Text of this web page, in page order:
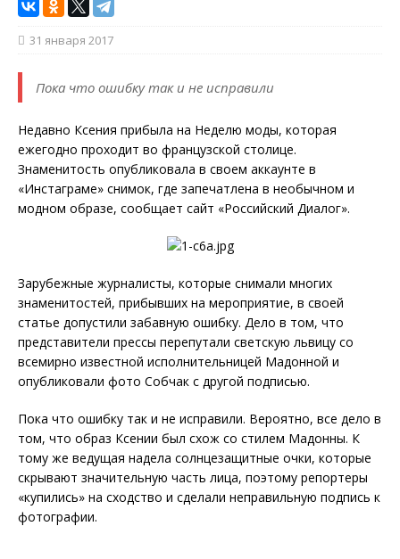
31 января 2017
Пока что ошибку так и не исправили
Недавно Ксения прибыла на Неделю моды, которая
ежегодно проходит во французской столице.
Знаменитость опубликовала в своем аккаунте в
«Инстаграме» снимок, где запечатлена в необычном и
модном образе, сообщает сайт «Российский Диалог».
Зарубежные журналисты, которые снимали многих
знаменитостей, прибывших на мероприятие, в своей
статье допустили забавную ошибку. Дело в том, что
представители прессы перепутали светскую львицу со
всемирно известной исполнительницей Мадонной и
опубликовали фото Собчак с другой подписью.
Пока что ошибку так и не исправили. Вероятно, все дело в
том, что образ Ксении был схож со стилем Мадонны. К
тому же ведущая надела солнцезащитные очки, которые
скрывают значительную часть лица, поэтому репортеры
«купились» на сходство и сделали неправильную подпись к
фотографии.